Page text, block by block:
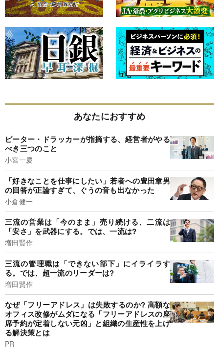
あなたにおすすめ
ピーター・ドラッカーが指摘する、経営者がやる
べき三つのこと
小宮一慶
「好きなことを仕事にしたい」若者への豊田章男
の回答が正論すぎて、ぐうの音も出なかった
小倉健一
三流の営業は「今のまま」売り続ける、二流は
「安さ」を武器にする。では、一流は?
増田賢作
三流の管理職は「できない部下」にイライラす
る。では、超一流のリーダーは?
増田賢作
なぜ「フリーアドレス」は失敗するのか? 高額な
オフィス改修がムダになる「フリーアドレスの座
席予約が定着しない元凶」と組織の生産性を上げ
る解決策とは
PR